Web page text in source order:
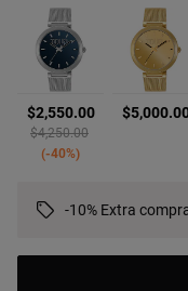
$2,550.00
Price reduced from
$4,250.00to
-40%
-10% Extra